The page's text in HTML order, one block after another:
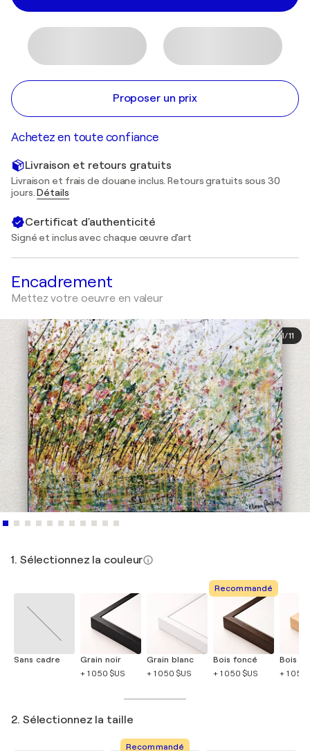
Proposer un prix
Achetez en toute confiance
Livraison et retours gratuits
Livraison et frais de douane inclus. Retours gratuits sous 30
jours.Détails
Certificat d'authenticité
Signé et inclus avec chaque œuvre d'art
Encadrement
Mettez votre oeuvre en valeur
1/11
1. Sélectionnez la couleur
Sans cadre
Grain noir
+ 1 050 $US
Grain blanc
+ 1 050 $US
Recommandé
Bois foncé
+ 1 050 $US
Bois
+ 1 050
2. Sélectionnez la taille
Recommandé